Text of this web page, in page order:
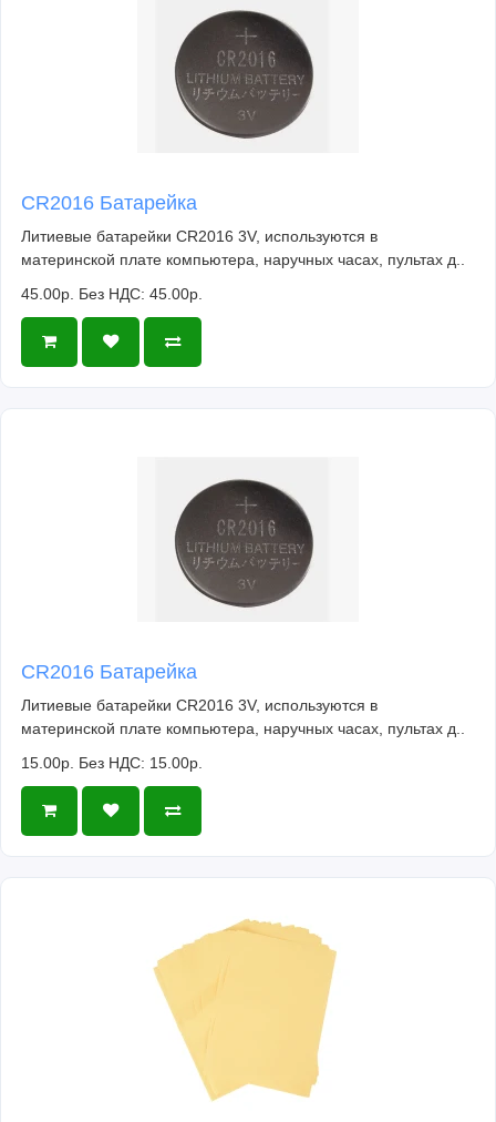
CR2016 Батарейка
Литиевые батарейки CR2016 3V, используются в
материнской плате компьютера, наручных часах, пультах д..
45.00р. Без НДС: 45.00р.
CR2016 Батарейка
Литиевые батарейки CR2016 3V, используются в
материнской плате компьютера, наручных часах, пультах д..
15.00р. Без НДС: 15.00р.